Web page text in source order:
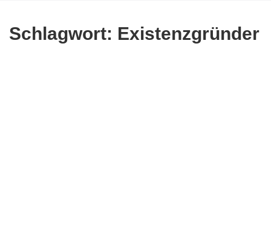
Schlagwort: Existenzgründer